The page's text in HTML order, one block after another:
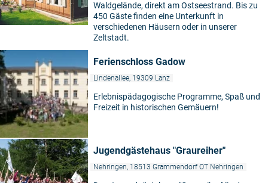
Waldgelände, direkt am Ostseestrand. Bis zu
450 Gäste finden eine Unterkunft in
verschiedenen Häusern oder in unserer
Zeltstadt.
Ferienschloss Gadow
Lindenallee, 19309 Lanz
Erlebnispädagogische Programme, Spaß und
Freizeit in historischen Gemäuern!
Jugendgästehaus "Graureiher"
Nehringen, 18513 Grammendorf OT Nehringen